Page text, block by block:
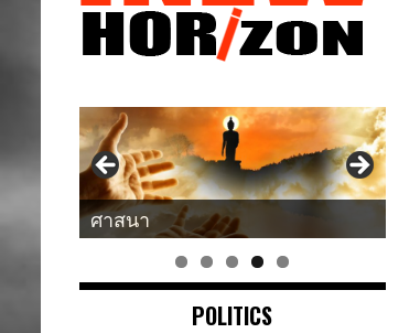
INEWHORIZON
ศาสนา
แนวคิด-คำคม
POLITICS